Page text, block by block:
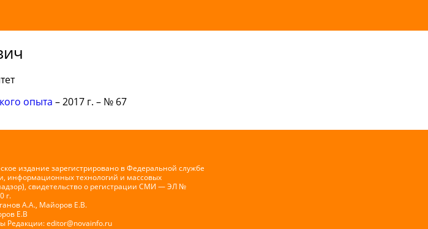
опыта – 2017 г. – № 67
издание зарегистрировано в Федеральной службе
информационных технологий и массовых
свидетельство о регистрации СМИ — ЭЛ №
г.
А.А., Майоров Е.В.
Е.В
Редакции:editor@novainfo.ru